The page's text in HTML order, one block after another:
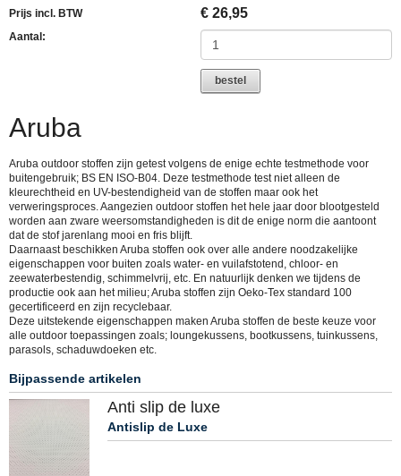
Prijs incl. BTW
€ 26,95
Aantal:
bestel
Aruba
Aruba outdoor stoffen zijn getest volgens de enige echte testmethode voor
buitengebruik; BS EN ISO-B04. Deze testmethode test niet alleen de
kleurechtheid en UV-bestendigheid van de stoffen maar ook het
verweringsproces. Aangezien outdoor stoffen het hele jaar door blootgesteld
worden aan zware weersomstandigheden is dit de enige norm die aantoont
dat de stof jarenlang mooi en fris blijft.
Daarnaast beschikken Aruba stoffen ook over alle andere noodzakelijke
eigenschappen voor buiten zoals water- en vuilafstotend, chloor- en
zeewaterbestendig, schimmelvrij, etc. En natuurlijk denken we tijdens de
productie ook aan het milieu; Aruba stoffen zijn Oeko-Tex standard 100
gecertificeerd en zijn recyclebaar.
Deze uitstekende eigenschappen maken Aruba stoffen de beste keuze voor
alle outdoor toepassingen zoals; loungekussens, bootkussens, tuinkussens,
parasols, schaduwdoeken etc.
Bijpassende artikelen
Anti slip de luxe
Antislip de Luxe